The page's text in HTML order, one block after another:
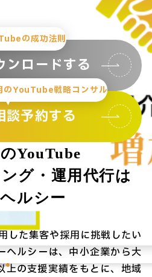
の成功法則
ンロードする
のYouTube戦略コンサル
談予約する
YouTube
グ・運用代行は
ルシー
した集客や採用に挑戦したい
ヘルシーは、中小企業から大
の支援実績をもとに、地域